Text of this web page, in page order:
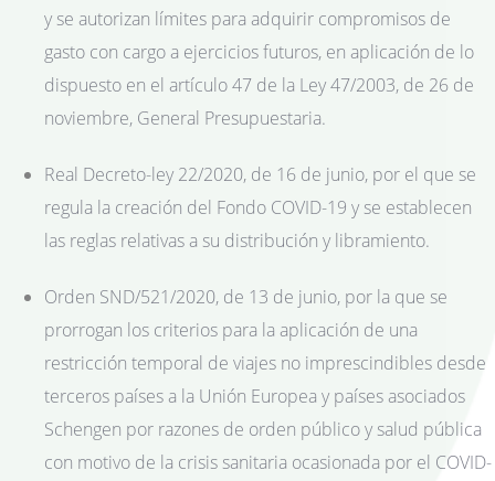
y se autorizan límites para adquirir compromisos de
gasto con cargo a ejercicios futuros, en aplicación de lo
dispuesto en el artículo 47 de la Ley 47/2003, de 26 de
noviembre, General Presupuestaria.
Real Decreto-ley 22/2020, de 16 de junio, por el que se
regula la creación del Fondo COVID-19 y se establecen
las reglas relativas a su distribución y libramiento.
Orden SND/521/2020, de 13 de junio, por la que se
prorrogan los criterios para la aplicación de una
restricción temporal de viajes no imprescindibles desde
terceros países a la Unión Europea y países asociados
Schengen por razones de orden público y salud pública
con motivo de la crisis sanitaria ocasionada por el COVID-